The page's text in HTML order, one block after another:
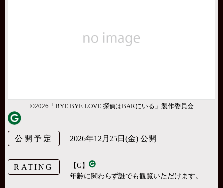
©2026「BYE BYE LOVE 探偵はBARにいる」製作委員会
公開予定 2026年12月25日(金) 公開
RATING
【G】
年齢に関わらず誰でも観覧いただけます。